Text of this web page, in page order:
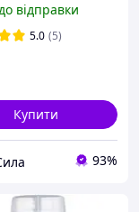
рота
відправки
5.0 (5)
Купити
93%